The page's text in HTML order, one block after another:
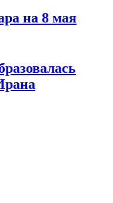
на 8 мая